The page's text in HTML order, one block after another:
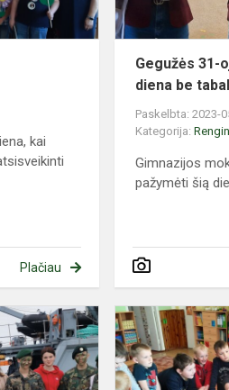
kai
Plačiau
Gegužės 31-
diena be
Paskelbta: 2023-
Kategorija:
Gimnazijos
pažymėti šią
Jaunieji
šauliai
renginiuose